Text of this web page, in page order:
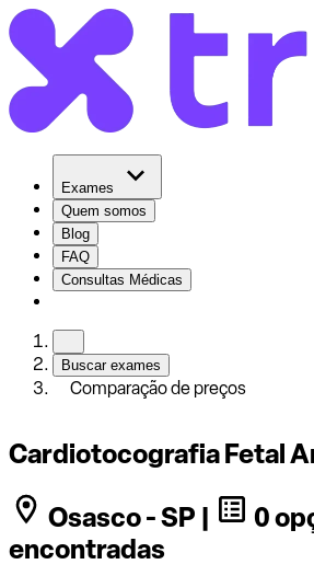
Exames
Quem somos
Blog
FAQ
Consultas Médicas
Buscar exames
Comparação de preços
Cardiotocografia Fetal
Osasco - SP |
0
encontradas